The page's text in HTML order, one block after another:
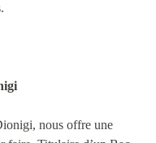
nous offre une